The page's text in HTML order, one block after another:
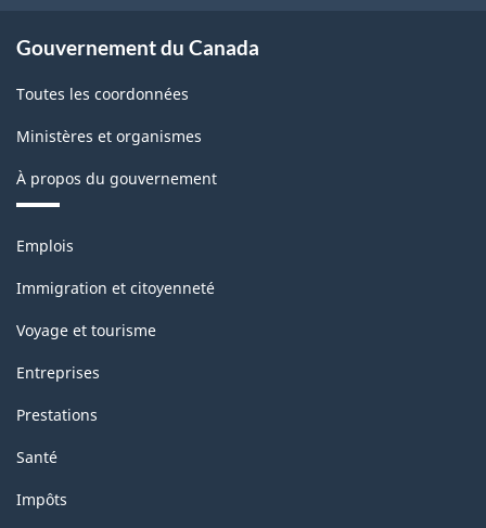
Gouvernement du Canada
Toutes les coordonnées
Ministères et organismes
À propos du gouvernement
Thèmes
sujets
Emplois
Immigration et citoyenneté
Voyage et tourisme
Entreprises
Prestations
Santé
Impôts